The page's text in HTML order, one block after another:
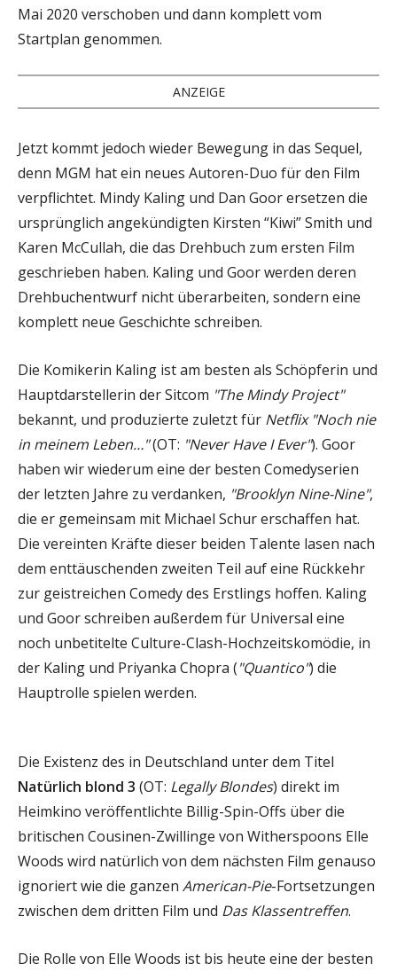
Mai 2020 verschoben und dann komplett vom
Startplan genommen.
ANZEIGE
Jetzt kommt jedoch wieder Bewegung in das Sequel,
denn MGM hat ein neues Autoren-Duo für den Film
verpflichtet. Mindy Kaling und Dan Goor ersetzen die
ursprünglich angekündigten Kirsten “Kiwi” Smith und
Karen McCullah, die das Drehbuch zum ersten Film
geschrieben haben. Kaling und Goor werden deren
Drehbuchentwurf nicht überarbeiten, sondern eine
komplett neue Geschichte schreiben.
Die Komikerin Kaling ist am besten als Schöpferin und
Hauptdarstellerin der Sitcom "The Mindy Project"
bekannt, und produzierte zuletzt für Netflix "Noch nie
in meinem Leben…"(OT: "Never Have I Ever"). Goor
haben wir wiederum eine der besten Comedyserien
der letzten Jahre zu verdanken, "Brooklyn Nine-Nine",
die er gemeinsam mit Michael Schur erschaffen hat.
Die vereinten Kräfte dieser beiden Talente lasen nach
dem enttäuschenden zweiten Teil auf eine Rückkehr
zur geistreichen Comedy des Erstlings hoffen. Kaling
und Goor schreiben außerdem für Universal eine
noch unbetitelte Culture-Clash-Hochzeitskomödie, in
der Kaling und Priyanka Chopra ("Quantico") die
Hauptrolle spielen werden.
Die Existenz des in Deutschland unter dem Titel
Natürlich blond 3 (OT: Legally Blondes) direkt im
Heimkino veröffentlichte Billig-Spin-Offs über die
britischen Cousinen-Zwillinge von Witherspoons Elle
Woods wird natürlich von dem nächsten Film genauso
ignoriert wie die ganzen American-Pie-Fortsetzungen
zwischen dem dritten Film und Das Klassentreffen.
Die Rolle von Elle Woods ist bis heute eine der besten